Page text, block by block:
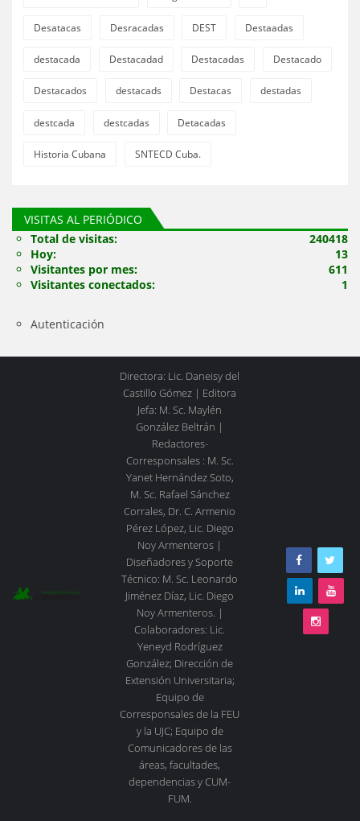
Desatacas Desracadas DEST Destaadas
destacada Destacadad Destacadas Destacado
Destacados destacads Destacas destadas
destcada destcadas Detacadas
Historia Cubana SNTECD Cuba.
VISITAS AL PERIÓDICO
240418
Total de visitas:
13
Hoy:
611
Visitantes por mes:
1
Visitantes conectados:
Autenticación
Directora: Lic. Daneisy del
Castillo Gómez | Editora
Jefa: M. Sc. Maylén
González Beltrán |
Redactores-
Corresponsales : M. Sc.
Yanet Hernández Soto,
M. Sc. Rafael Sánchez
Corrales, Dr. C. Armenio
Pérez López, Lic. Diego
Noy Armenteros |
Diseñadores y Soporte
Técnico: M. Sc. Leonardo
Jiménez Díaz, Lic. Diego
Noy Armenteros. |
Colaboradores: Lic.
Yeneyd Rodríguez
González; Dirección de
Extensión Universitaria;
Equipo de
Corresponsales de la FEU
y la UJC; Equipo de
Comunicadores de las
áreas, facultades,
dependencias y CUM-
FUM.